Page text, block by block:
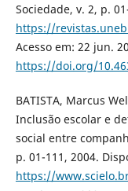
Sociedade, v. 2, p.
https://
Acesso em: 22 jun.
https://doi.org/
BATISTA, Marcus
Inclusão escolar e
social entre
p. 01-111, 2004.
https://